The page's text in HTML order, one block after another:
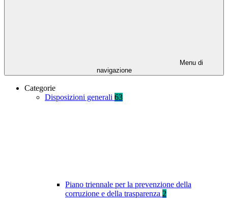
Menu di
navigazione
Categorie
Disposizioni generali 63
Piano triennale per la prevenzione della
corruzione e della trasparenza 2